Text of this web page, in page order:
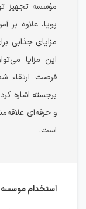
مؤسسه تجهیز
پویا، علاوه بر
مزایای جذابی
این مزایا
فرصت ارتقاء
برجسته اشاره
و حرفه‌ای
است.
استخدام موسسه